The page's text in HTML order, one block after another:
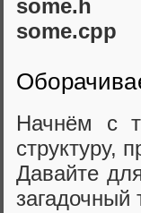
some.h
some.cpp
Начнём с
структуру,
Давайте
загадочный